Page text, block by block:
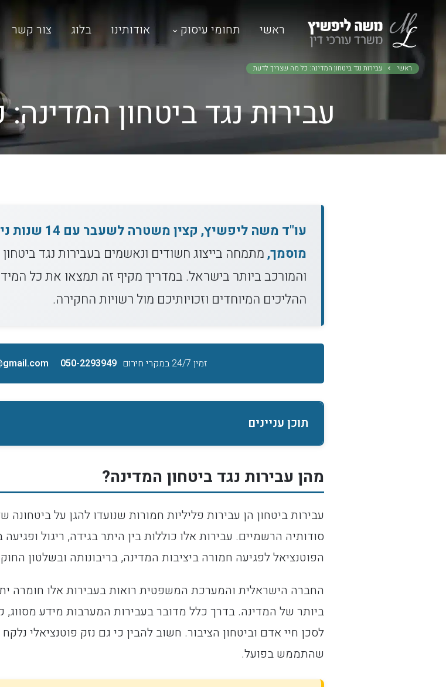
ראשי תחומי עיסוק אודותינו בלוג צור קשר
ראשי עבירות נגד ביטחון המדינה: כל מה שצריך לדעת
עבירות נגד ביטחון
עו"ד משה
מוסמך,מתמחה בייצוג חשודים ונאשמים בעבירות נגד
והמורכב ביותר בישראל. במדריך מקיף זה תמצאו את כל
ההליכים המיוחדים וזכויותיכם מול רשויות החקירה.
זמין 24/7 במקרי חירום 050-2293949
תוכן עניינים
מהן עבירות נגד ביטחון המדינה?
עבירות ביטחון הן עבירות פליליות חמורות שנועדו להגן על
סודותיה הרשמיים. עבירות אלו כוללות בין היתר בגידה, ריגול
הפוטנציאל לפגיעה חמורה ביציבות המדינה, בריבונותה ובשלטון
החברה הישראלית והמערכת המשפטית רואות בעבירות אלו חומרה
ביותר של המדינה. בדרך כלל מדובר בעבירות המערבות מידע מסווג,
לסכן חיי אדם וביטחון הציבור. חשוב להבין כי גם נזק פוטנציאלי
שהתממש בפועל.